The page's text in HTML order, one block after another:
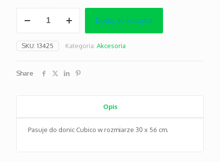
Podstawka
kolkami
do
bialy
Dodaj do koszyka
SKU: 13425 Kategoria: Akcesoria
Share
Opis
Pasuje do donic Cubico w rozmiarze 30 x 56 cm.